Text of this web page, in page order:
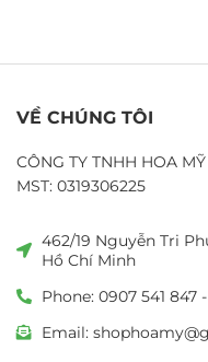
VỀ CHÚNG TÔI
CÔNG TY TNHH HOA MỸ
MST: 0319306225
462/19 Nguyễn Tri
Hồ Chí Minh
Phone: 0907 541 847
Email: